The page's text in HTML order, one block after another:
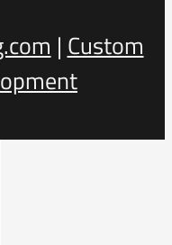
| Custom